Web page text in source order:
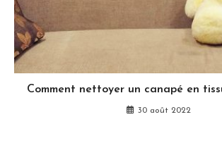
Comment nettoyer un canapé en
30 août 2022